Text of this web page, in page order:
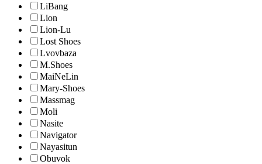
LiBang
Lion
Lion-Lu
Lost Shoes
Lvovbaza
M.Shoes
MaiNeLin
Mary-Shoes
Massmag
Moli
Nasite
Navigator
Nayasitun
Obuvok